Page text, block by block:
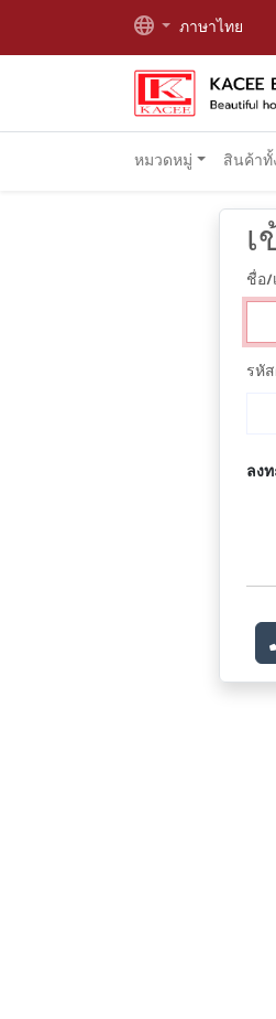
ภาษาไทย
หมวดหมู่ สินค้าทั้
เ
ชื่อ/
รหั
ลง